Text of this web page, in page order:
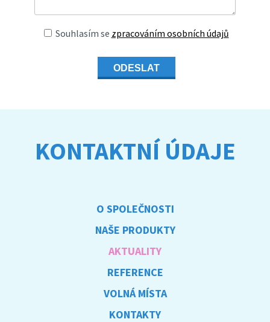
Souhlasím se zpracováním osobních údajů
ODESLAT
KONTAKTNÍ ÚDAJE
O SPOLEČNOSTI
NAŠE PRODUKTY
AKTUALITY
REFERENCE
VOLNÁ MÍSTA
KONTAKTY